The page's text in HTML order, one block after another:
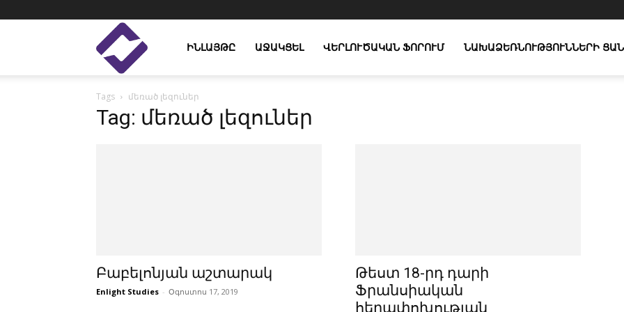
Enlight
Studies
ԻՆԼԱՅԹԸ ԱՋԱԿՑԵԼ ՎԵՐԼՈՒԾԱԿԱՆ ՖՈՐՈՒՄ ՆԱԽԱՁԵՌՆՈՒԹՅՈՒՆՆԵՐԻ
Tags մեռած լեզուներ
Tag: մեռած լեզուներ
Բաբելոնյան աշտարակ
Enlight Studies - Օգոստոս 17, 2019
Թեստ 18-րդ դարի
Ֆրանսիական
հեղափոխության